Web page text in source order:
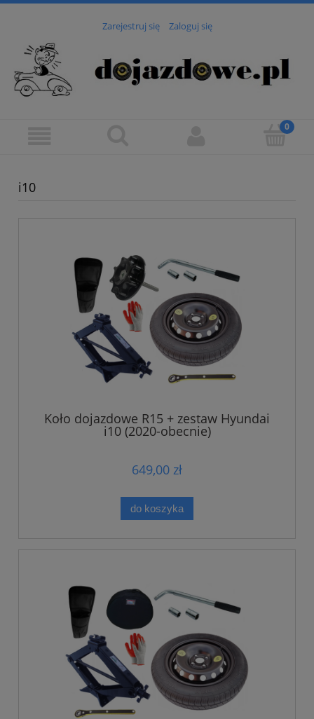
Zarejestruj się Zaloguj się
i10
Koło dojazdowe R15 + zestaw Hyundai
i10 (2020-obecnie)
649,00 zł
do koszyka